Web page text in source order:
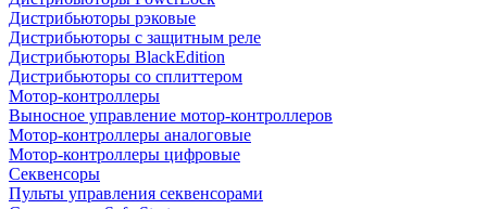
Дистрибьюторы рэковые
Дистрибьюторы с защитным реле
Дистрибьюторы BlackEdition
Дистрибьюторы со сплиттером
Мотор-контроллеры
Выносное управление мотор-контроллеров
Мотор-контроллеры аналоговые
Мотор-контроллеры цифровые
Секвенсоры
Пульты управления секвенсорами